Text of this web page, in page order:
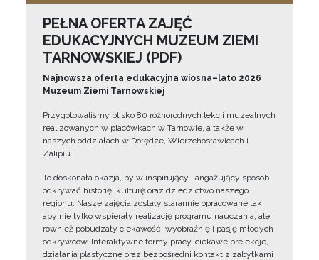
PEŁNA OFERTA ZAJĘĆ
EDUKACYJNYCH MUZEUM ZIEMI
TARNOWSKIEJ (PDF)
Najnowsza oferta edukacyjna wiosna–lato 2026
Muzeum Ziemi Tarnowskiej
Przygotowaliśmy blisko 80 różnorodnych lekcji muzealnych
realizowanych w placówkach w Tarnowie, a także w
naszych oddziałach w Dołędze, Wierzchosławicach i
Zalipiu.
To doskonała okazja, by w inspirujący i angażujący sposób
odkrywać historię, kulturę oraz dziedzictwo naszego
regionu. Nasze zajęcia zostały starannie opracowane tak,
aby nie tylko wspierały realizację programu nauczania, ale
również pobudzały ciekawość, wyobraźnię i pasję młodych
odkrywców. Interaktywne formy pracy, ciekawe prelekcje,
działania plastyczne oraz bezpośredni kontakt z zabytkami